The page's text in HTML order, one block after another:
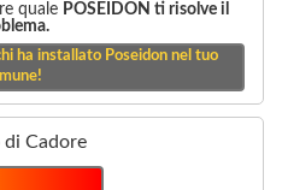
quale POSEIDON ti risolve il
ha installato Poseidon nel tuo
di Cadore